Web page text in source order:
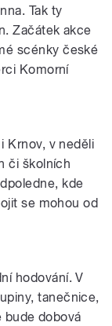
Tak ty
Začátek akce
scénky české
Komorní
Krnov, v neděli
či školních
kde
se mohou od
hodování. V
tanečnice,
bude dobová